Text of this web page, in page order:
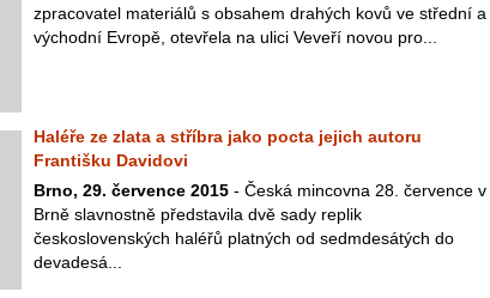
zpracovatel materiálů s obsahem drahých kovů ve střední a
východní Evropě, otevřela na ulici Veveří novou pro...
Haléře ze zlata a stříbra jako pocta jejich autoru
Františku Davidovi
Brno, 29. července 2015 - Česká mincovna 28. července v
Brně slavnostně představila dvě sady replik
československých haléřů platných od sedmdesátých do
devadesá...